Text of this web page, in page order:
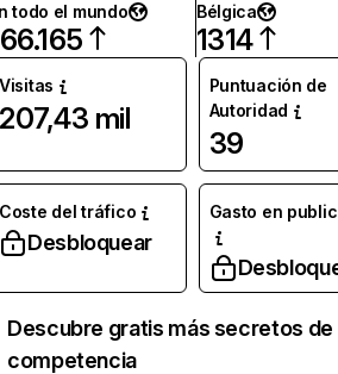
todo el mundo
Bélgica
1314
Visitas
207,43 mil
Puntuación de
Autoridad
39
Coste del tráfico
Desbloquear
Gasto en
Descubre gratis más secretos de
competencia